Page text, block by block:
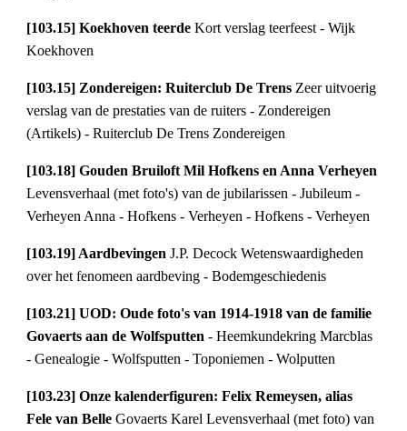
[103.15] Koekhoven teerde Kort verslag teerfeest - Wijk
Koekhoven
[103.15] Zondereigen: Ruiterclub De Trens Zeer uitvoerig
verslag van de prestaties van de ruiters - Zondereigen
(Artikels) - Ruiterclub De Trens Zondereigen
Levensverhaal (met foto's) van de jubilarissen - Jubileum -
Verheyen Anna - Hofkens - Verheyen - Hofkens - Verheyen
[103.19] Aardbevingen J.P. Decock Wetenswaardigheden
over het fenomeen aardbeving - Bodemgeschiedenis
[103.21] UOD: Oude foto's van 1914-1918 van de familie
Govaerts aan de Wolfsputten - Heemkundekring Marcblas
- Genealogie - Wolfsputten - Toponiemen - Wolputten
[103.23] Onze kalenderfiguren: Felix Remeysen, alias
Fele van Belle Govaerts Karel Levensverhaal (met foto) van